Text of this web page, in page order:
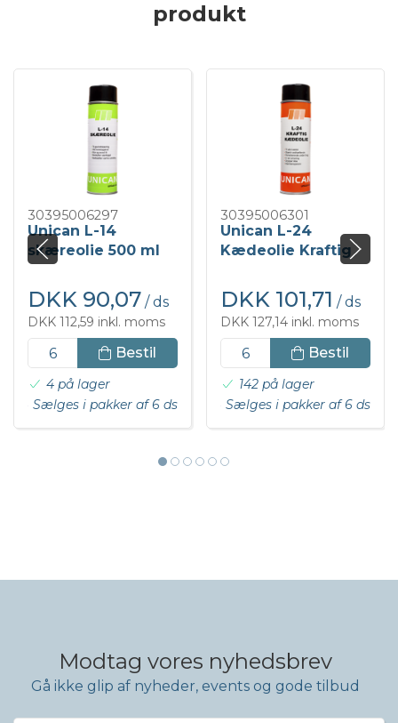
produkt
30395006297
Unican L-14
skæreolie 500 ml
DKK 90,07 / ds
DKK 112,59 inkl. moms
Bestil
4 på lager
Sælges i pakker af 6 ds
30395006301
Unican L-24
Kædeolie Kraftig
DKK 101,71 / ds
DKK 127,14 inkl. moms
Bestil
142 på lager
Sælges i pakker af 6 ds
Modtag vores nyhedsbrev
Gå ikke glip af nyheder, events og gode tilbud